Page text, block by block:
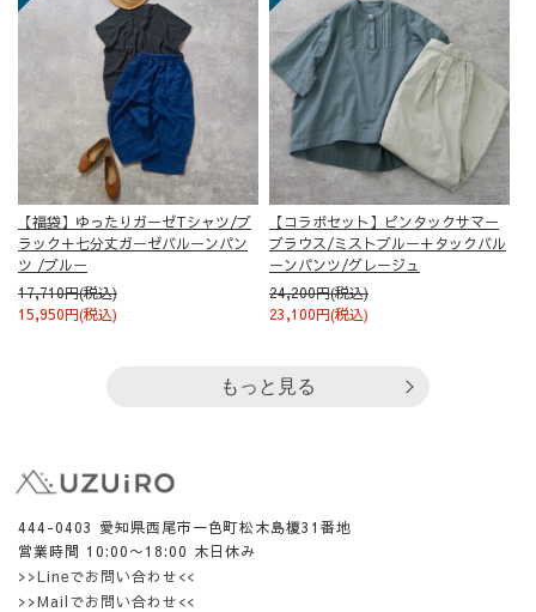
【福袋】ゆったりガーゼTシャツ/ブ
ラック＋七分丈ガーゼバルーンパン
ツ /ブルー
17,710円(税込)
15,950円(税込)
【コラボセット】ピンタックサマー
ブラウス/ミストブルー＋タックバル
ーンパンツ/グレージュ
24,200円(税込)
23,100円(税込)
もっと見る
444-0403 愛知県西尾市一色町松木島榎31番地
営業時間 10:00〜18:00 木日休み
>>Lineでお問い合わせ<<
>>Mailでお問い合わせ<<